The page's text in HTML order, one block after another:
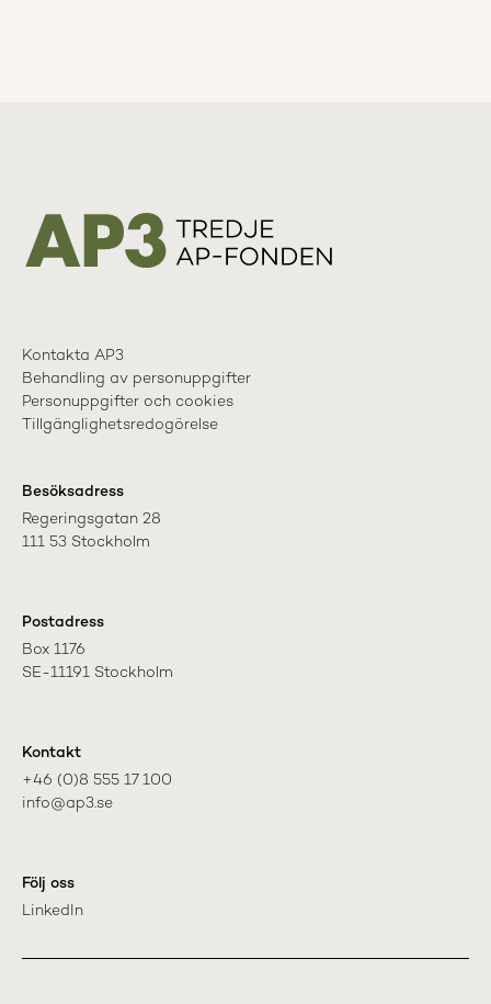
Kontakta AP3
Behandling av personuppgifter
Personuppgifter och cookies
Tillgänglighetsredogörelse
Besöksadress
Regeringsgatan 28
111 53 Stockholm
Postadress
Box 1176
SE-11191 Stockholm
Kontakt
+46 (0)8 555 17 100
info@ap3.se
Följ oss
LinkedIn